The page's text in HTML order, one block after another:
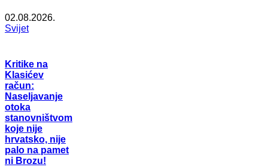
02.08.2026.
Svijet
Kritike na
Klasićev
račun:
Naseljavanje
otoka
stanovništvom
koje nije
hrvatsko, nije
palo na pamet
ni Brozu!